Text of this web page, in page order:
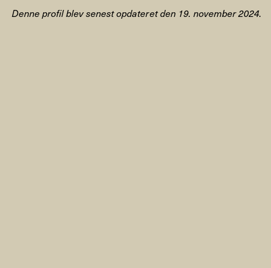
Denne profil blev senest opdateret den 19. november 2024.